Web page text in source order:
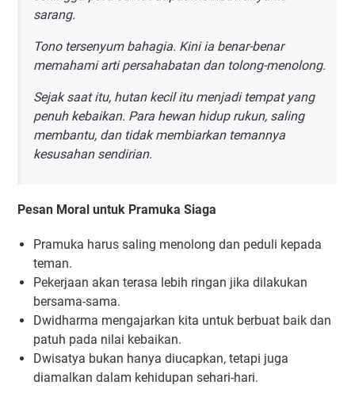
sarang.
Tono tersenyum bahagia. Kini ia benar-benar
memahami arti persahabatan dan tolong-menolong.
Sejak saat itu, hutan kecil itu menjadi tempat yang
penuh kebaikan. Para hewan hidup rukun, saling
membantu, dan tidak membiarkan temannya
kesusahan sendirian.
Pesan Moral untuk Pramuka Siaga
Pramuka harus saling menolong dan peduli kepada
teman.
Pekerjaan akan terasa lebih ringan jika dilakukan
bersama-sama.
Dwidharma mengajarkan kita untuk berbuat baik dan
patuh pada nilai kebaikan.
Dwisatya bukan hanya diucapkan, tetapi juga
diamalkan dalam kehidupan sehari-hari.